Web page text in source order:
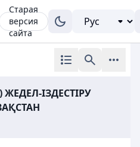
Старая
версия
сайта
ІЗДЕСТІРУ